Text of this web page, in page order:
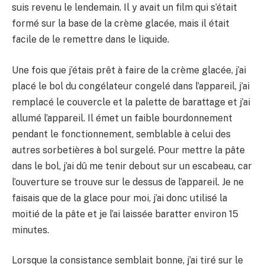
suis revenu le lendemain. Il y avait un film qui s’était
formé sur la base de la crème glacée, mais il était
facile de le remettre dans le liquide.
Une fois que j’étais prêt à faire de la crème glacée, j’ai
placé le bol du congélateur congelé dans l’appareil, j’ai
remplacé le couvercle et la palette de barattage et j’ai
allumé l’appareil. Il émet un faible bourdonnement
pendant le fonctionnement, semblable à celui des
autres sorbetières à bol surgelé. Pour mettre la pâte
dans le bol, j’ai dû me tenir debout sur un escabeau, car
l’ouverture se trouve sur le dessus de l’appareil. Je ne
faisais que de la glace pour moi, j’ai donc utilisé la
moitié de la pâte et je l’ai laissée baratter environ 15
minutes.
Lorsque la consistance semblait bonne, j’ai tiré sur le